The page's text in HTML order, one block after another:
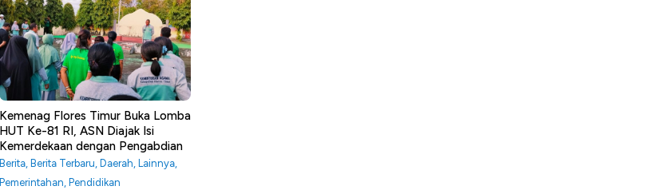
Kemenag Flores Timur Buka Lomba
HUT Ke-81 RI, ASN Diajak Isi
Kemerdekaan dengan Pengabdian
Berita, Berita Terbaru, Daerah, Lainnya,
Pemerintahan, Pendidikan